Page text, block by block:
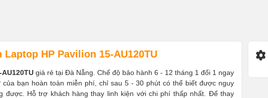
Laptop HP Pavilion 15-AU120TU
giá rẻ tại Đà Nẵng. Chế độ bảo hành 6 - 12 tháng 1 đổi 1 ngay
của bạn hoàn toàn miễn phí, chỉ sau 5 - 30 phút có thể biết được nguy
được. Hỗ trợ khách hàng thay linh kiện với chi phí thấp nhất. Để thay